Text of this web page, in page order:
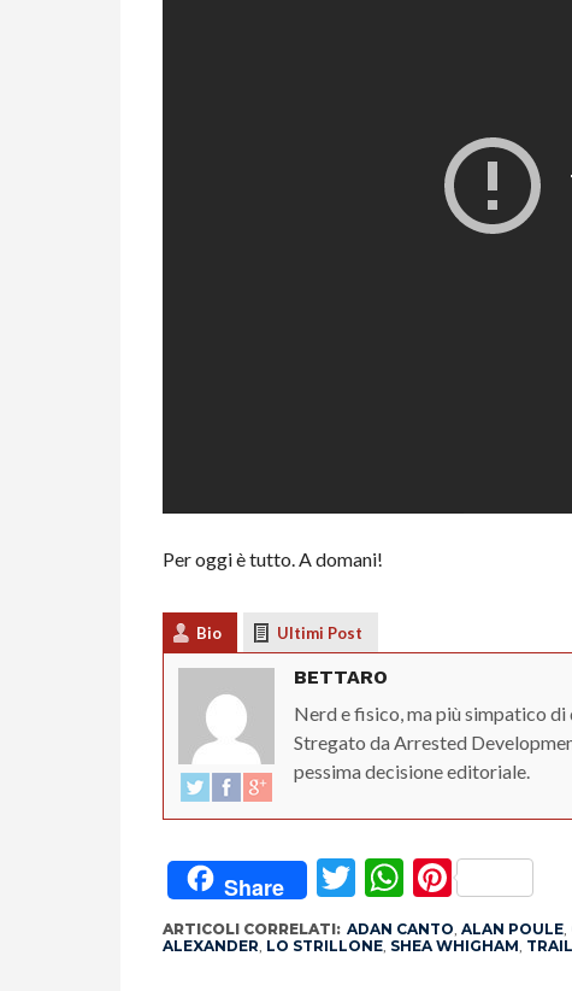
Per oggi è tutto. A domani!
Bio Ultimi Post
BETTARO
Nerd e fisico, ma più simpatico
Stregato da Arrested
pessima decisione editoriale.
Share Twitter
WhatsApp
ARTICOLI CORRELATI: ADAN CANTO, ALAN POULE,
ALEXANDER, LO STRILLONE, SHEA WHIGHAM,